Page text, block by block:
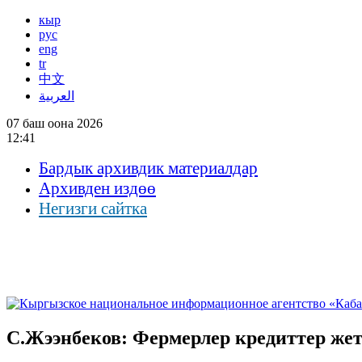
кыр
рус
eng
tr
中文
العربية
07 баш оона 2026
12:41
Бардык архивдик материалдар
Архивден издөө
Негизги сайтка
С.Жээнбеков: Фермерлер кредиттер